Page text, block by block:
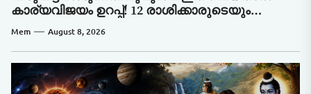
കാര്യവിജയം ഉറപ്പ്! 12 രാശിക്കാരുടെയും
സമ്പൂർണ്ണ വിജയഫലം!
Mem August 8, 2026